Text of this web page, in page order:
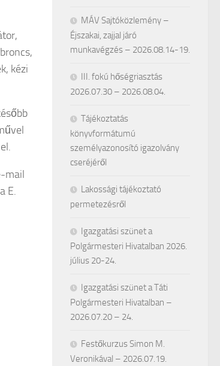
kézi
mail
E.
MÁV Sajtóközlemény –
Éjszakai, zajjal járó
munkavégzés – 2026.08.14-19.
III. fokú hőségriasztás
2026.07.30 – 2026.08.04.
Tájékoztatás
könyvformátumú
személyazonosító igazolvány
cseréjéről
Lakossági tájékoztató
permetezésről
Igazgatási szünet a
Polgármesteri Hivatalban 2026.
július 20-24.
Igazgatási szünet a Táti
Polgármesteri Hivatalban –
2026.07.20 – 24.
Festőkurzus Simon M.
Veronikával – 2026.07.19.